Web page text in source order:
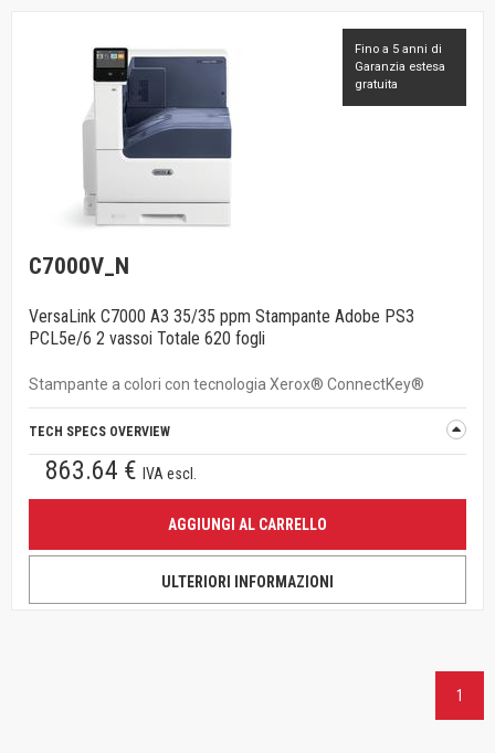
Fino a 5 anni di
Garanzia estesa
gratuita
C7000V_N
VersaLink C7000 A3 35/35 ppm Stampante Adobe PS3
PCL5e/6 2 vassoi Totale 620 fogli
Stampante a colori con tecnologia Xerox® ConnectKey®
TECH SPECS OVERVIEW
863.64 € IVA escl.
AGGIUNGI AL CARRELLO
ULTERIORI INFORMAZIONI
1